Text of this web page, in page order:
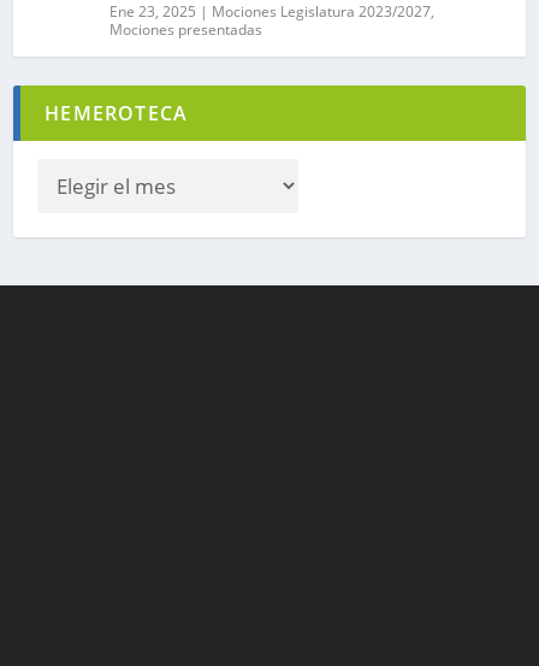
Ene 23, 2025 | Mociones Legislatura 2023/2027,
Mociones presentadas
HEMEROTECA